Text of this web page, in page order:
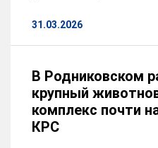
31.03.2026
В Родниковском
крупный
комплекс почти
КРС